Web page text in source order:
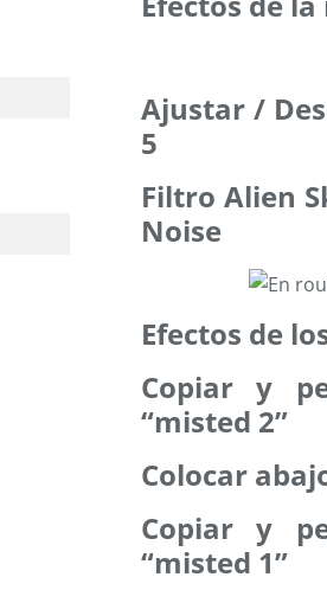
Ajustar /
5
Filtro Alien
Noise
Efectos de
Copiar y
“misted 2”
Colocar
Copiar y
“misted 1”